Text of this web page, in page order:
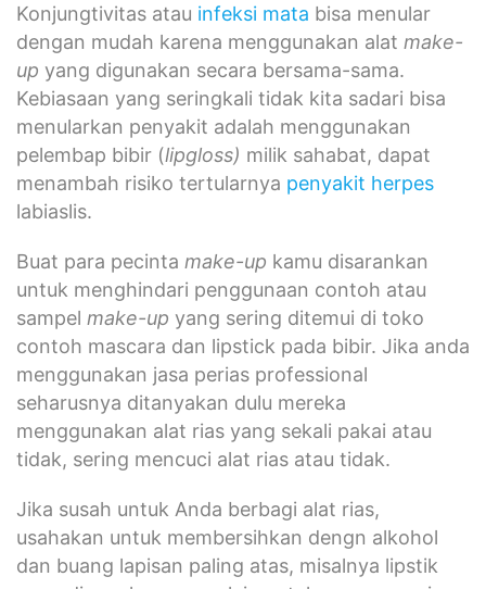
Konjungtivitas atau infeksi mata bisa menular
dengan mudah karena menggunakan alat make-
up yang digunakan secara bersama-sama.
Kebiasaan yang seringkali tidak kita sadari bisa
menularkan penyakit adalah menggunakan
pelembap bibir (lipgloss) milik sahabat, dapat
menambah risiko tertularnya penyakit herpes
labiaslis.
Buat para pecinta make-up kamu disarankan
untuk menghindari penggunaan contoh atau
sampel make-up yang sering ditemui di toko
contoh mascara dan lipstick pada bibir. Jika anda
menggunakan jasa perias professional
seharusnya ditanyakan dulu mereka
menggunakan alat rias yang sekali pakai atau
tidak, sering mencuci alat rias atau tidak.
Jika susah untuk Anda berbagi alat rias,
usahakan untuk membersihkan dengn alkohol
dan buang lapisan paling atas, misalnya lipstik